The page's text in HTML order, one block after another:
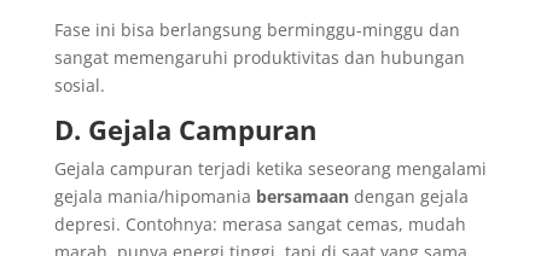
Fase ini bisa berlangsung berminggu-minggu dan
sangat memengaruhi produktivitas dan hubungan
sosial.
D. Gejala Campuran
Gejala campuran terjadi ketika seseorang mengalami
gejala mania/hipomania bersamaandengan gejala
depresi. Contohnya: merasa sangat cemas, mudah